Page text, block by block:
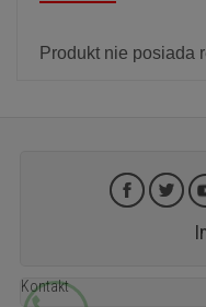
Produkt nie posiada
Kontakt